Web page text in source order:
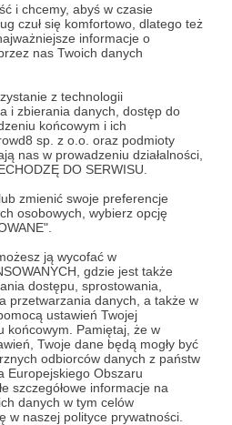
i chcemy, abyś w czasie
czuł się komfortowo, dlatego też
informacje o
nas Twoich danych
z technologii
i zbierania danych, dostęp do
końcowym i ich
sp. z o.o. oraz podmioty
nas w prowadzeniu działalności,
DO SERWISU.
zmienić swoje preferencje
osobowych, wybierz opcję
ją wycofać w
gdzie jest także
dostępu, sprostowania,
przetwarzania danych, a także w
ustawień Twojej
końcowym. Pamiętaj, że w
Twoje dane będą mogły być
odbiorców danych z państw
Europejskiego Obszaru
szczegółowe informacje na
danych w tym celów
w naszej polityce prywatności.
formularza "Zgodna na
niepełnoletnią", formularz
Patronite.pl.
Regulaminserwisu oraz
moich danych
rejestracyjnym w celu
usług serwisu Patronite.
drogą elektroniczną
Opcja ta może zostać
konta.